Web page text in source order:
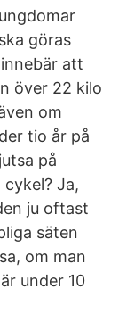
göras
att
över 22 kilo
om
tio år på
på
Ja,
ju oftast
säten
om man
under 10